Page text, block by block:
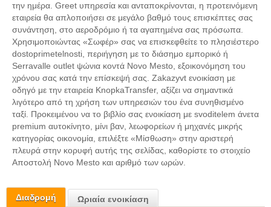
Διαδρομή Ωριαία ενοικίαση
την ημέρα. Greet υπηρεσία και ανταποκρίνονται, η προτεινόμενη
εταιρεία θα απλοποιήσει σε μεγάλο βαθμό τους επισκέπτες σας
συνάντηση, στο αεροδρόμιο ή τα αγαπημένα σας πρόσωπα.
Χρησιμοποιώντας «Σωφέρ» σας να επισκεφθείτε το πλησιέστερο
dostoprimetelnosti, περιήγηση με το διάσημο εμπορικό ή
Serravalle outlet ψώνια κοντά Novo Mesto, εξοικονόμηση του
χρόνου σας κατά την επίσκεψή σας. Zakazyvt ενοικίαση με
οδηγό με την εταιρεία KnopkaTransfer, αξίζει να σημαντικά
λιγότερο από τη χρήση των υπηρεσιών του ένα συνηθισμένο
ταξί. Προκειμένου να το βιβλίο σας ενοικίαση με svoditelem άνετα
premium αυτοκίνητο, μίνι βαν, λεωφορείων ή μηχανές μικρής
κατηγορίας οικονομία, επιλέξτε «Μίσθωση» στην αριστερή
πλευρά στην κορυφή αυτής της σελίδας, καθορίστε το στοιχείο
Αποστολή Novo Mesto και αριθμό των ωρών.